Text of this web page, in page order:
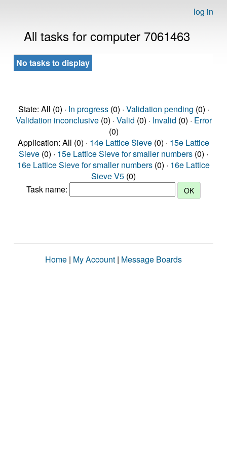
log in
All tasks for computer 7061463
No tasks to display
State: All (0) · In progress(0) · Validation pending (0) ·
Validation inconclusive(0) · Valid (0) · Invalid (0) · Error
(0)
Application: All (0) · 14e Lattice Sieve (0) · 15e Lattice
Sieve (0) · 15e Lattice Sieve for smaller numbers (0) ·
16e Lattice Sieve for smaller numbers (0) · 16e Lattice
Sieve V5 (0)
Task name:
Home | My Account | Message Boards